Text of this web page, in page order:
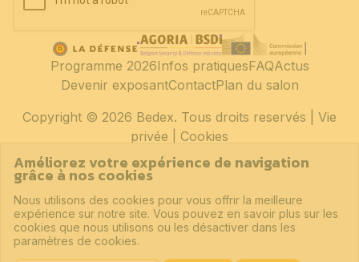
Copyright © 2026 Bedex. Tous droits reservés | Vie
privée
Cookies
Programme 2026Infos pratiquesFAQActus
Devenir exposantContactPlan du salon
Améliorez votre expérience de navigation
grâce à nos cookies
Nous utilisons des cookies pour vous offrir la meilleure
expérience sur notre site. Vous pouvez en savoir plus sur les
cookies que nous utilisons ou les désactiver dans les
paramètres de cookies.